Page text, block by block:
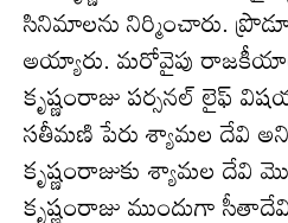
సినిమాల‌ను నిర్మించారు.
అయ్యారు. మ‌రోవైపు
కృష్ణంరాజు ప‌ర్స‌న‌ల్ లైఫ్
స‌తీమ‌ణి పేరు శ్యామల దేవి
కృష్ణంరాజుకు శ్యామల దేవి
కృష్ణంరాజు ముందుగా